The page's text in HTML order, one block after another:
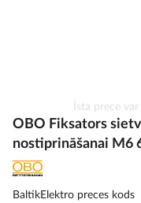
uz
galerijas
sākumu
Īsta prece
OBO Fiksators
nostiprināšanai M6
BaltikElektro preces kods